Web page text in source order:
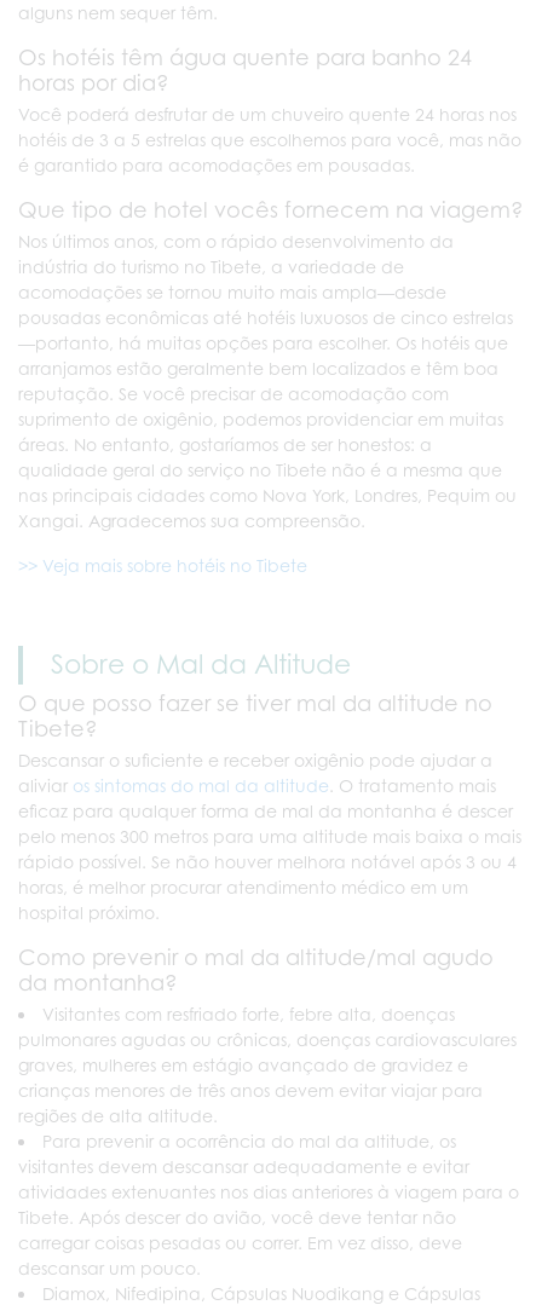
alguns nem sequer têm.
Os hotéis têm água quente para banho 24
horas por dia?
Você poderá desfrutar de um chuveiro quente 24 horas nos
hotéis de 3 a 5 estrelas que escolhemos para você, mas não
é garantido para acomodações em pousadas.
Que tipo de hotel vocês fornecem na viagem?
Nos últimos anos, com o rápido desenvolvimento da
indústria do turismo no Tibete, a variedade de
acomodações se tornou muito mais ampla—desde
pousadas econômicas até hotéis luxuosos de cinco estrelas
—portanto, há muitas opções para escolher. Os hotéis que
arranjamos estão geralmente bem localizados e têm boa
reputação. Se você precisar de acomodação com
suprimento de oxigênio, podemos providenciar em muitas
áreas. No entanto, gostaríamos de ser honestos: a
qualidade geral do serviço no Tibete não é a mesma que
nas principais cidades como Nova York, Londres, Pequim ou
Xangai. Agradecemos sua compreensão.
>> Veja mais sobre hotéis no Tibete
Sobre o Mal da Altitude
O que posso fazer se tiver mal da altitude no
Tibete?
Descansar o suficiente e receber oxigênio pode ajudar a
aliviar os sintomas do mal da altitude . O tratamento mais
eficaz para qualquer forma de mal da montanha é descer
pelo menos 300 metros para uma altitude mais baixa o mais
rápido possível. Se não houver melhora notável após 3 ou 4
horas, é melhor procurar atendimento médico em um
hospital próximo.
Como prevenir o mal da altitude/mal agudo
da montanha?
Visitantes com resfriado forte, febre alta, doenças
pulmonares agudas ou crônicas, doenças cardiovasculares
graves, mulheres em estágio avançado de gravidez e
crianças menores de três anos devem evitar viajar para
regiões de alta altitude.
Para prevenir a ocorrência do mal da altitude, os
visitantes devem descansar adequadamente e evitar
atividades extenuantes nos dias anteriores à viagem para o
Tibete. Após descer do avião, você deve tentar não
carregar coisas pesadas ou correr. Em vez disso, deve
descansar um pouco.
Diamox, Nifedipina, Cápsulas Nuodikang e Cápsulas